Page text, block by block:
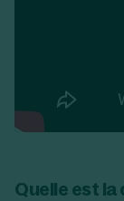
Quelle est